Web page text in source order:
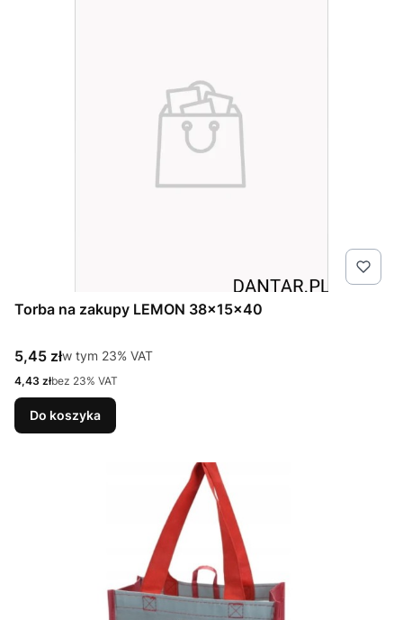
Torba na zakupy LEMON 38x15x40
Cena brutto
5,45 złw tym %s VAT
w tym 23% VAT
Cena netto
4,43 złbez 23% VAT
Do koszyka